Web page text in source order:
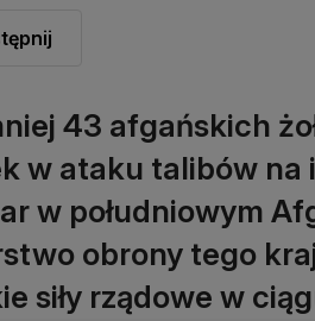
43 afgańskich
w ataku talibów na
w południowym
obrony tego
siły rządowe w